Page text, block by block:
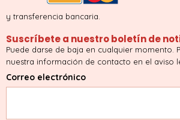
y transferencia bancaria.
Suscríbete a nuestro boletín de
Puede darse de baja en cualquier momento.
nuestra información de contacto en el aviso
Correo electrónico